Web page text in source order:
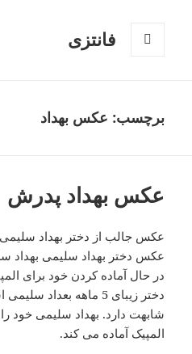
فانتزی
برچسب: عکس بهداد
عکس بهداد پدرش
عکس جالب از دختر بهداد
عکس دختر بهداد سلیمی بهداد
در حال آماده کردن خود برای
دختر زیبای 5 ماهه
شابهت دارد. بهداد سلیمی خود
المپیک آماده می کند.